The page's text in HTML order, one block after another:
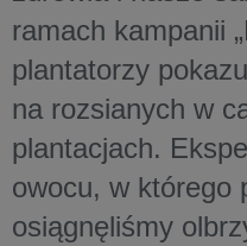
ramach kampanii
plantatorzy
na rozsianych w
plantacjach.
owocu, w którego
osiągnęliśmy